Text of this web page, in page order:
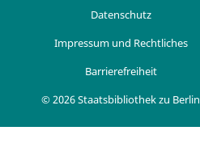
Datenschutz
Impressum und Rechtliches
Barrierefreiheit
© 2026 Staatsbibliothek zu Berlin